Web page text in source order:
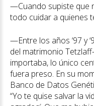
—Cuando supiste que
todo cuidar a quienes
—Entre los años ‘97 y
del matrimonio
importaba, lo único
fuera preso. En su
Banco de Datos
“Yo te quise salvar la